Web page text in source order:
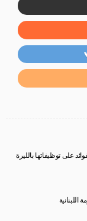
على توظيفاتها بالليرة